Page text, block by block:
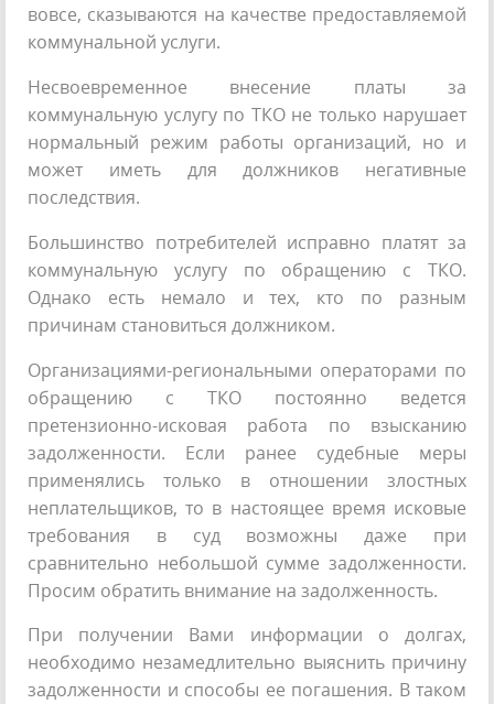
вовсе, сказываются на качестве предоставляемой
коммунальной услуги.
Несвоевременное внесение платы за
коммунальную услугу по ТКО не только нарушает
нормальный режим работы организаций, но и
может иметь для должников негативные
последствия.
Большинство потребителей исправно платят за
коммунальную услугу по обращению с ТКО.
Однако есть немало и тех, кто по разным
причинам становиться должником.
Организациями-региональными операторами по
обращению с ТКО постоянно ведется
претензионно-исковая работа по взысканию
задолженности. Если ранее судебные меры
применялись только в отношении злостных
неплательщиков, то в настоящее время исковые
требования в суд возможны даже при
сравнительно небольшой сумме задолженности.
Просим обратить внимание на задолженность.
При получении Вами информации о долгах,
необходимо незамедлительно выяснить причину
задолженности и способы ее погашения. В таком